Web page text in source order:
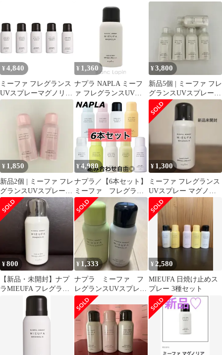
スUVヘアスプレー 日
¥ 4,840
ミーファ フレグランス
UVスプレーマグノリア
５本セット
¥ 1,360
ナプラ NAPLA ミーフ
ァ フレグランスUVス
プレー マグノリア 80g
[143638]
¥3,800
新品5個 | ミーファ フレ
グランスUVスプレー |
クリア
¥ 1,850
新品2個 | ミーファ フレ
グランスUVスプレー |
テンダーリリィ
¥4,980
ナプラ／【6本セット】
ミーファ フレグラン
スUVスプレー 日焼け
止め NAPLA
¥ 1,300
ミーファ フレグランス
UVスプレー マグノリ
ア
¥800
【新品・未開封】ナプ
ラMIEUFA フレグラン
スUVスプレー マグノ
¥ 1,333
ナプラ ミーファ フ
レグランスUVスプレ
ー 日焼け止め
¥2,580
MIEUFA 日焼け止めス
プレー 3種セット